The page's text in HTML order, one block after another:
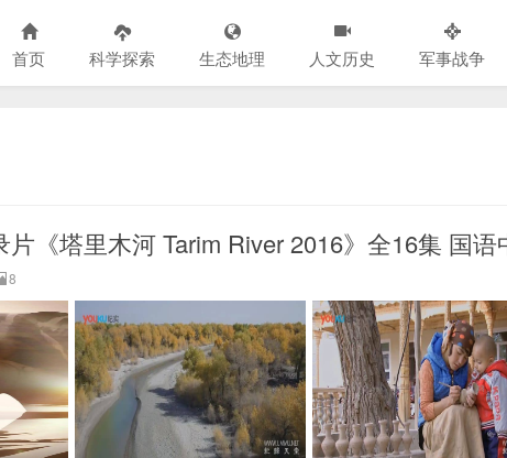
首页 科学探索 生态地理 人文历史 军事战争
片《塔里木河 Tarim River 2016》全16集 国
8